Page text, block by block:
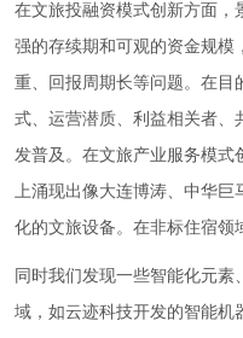
在文旅投融资模式创新方面，
强的存续期和可观的资金规模
重、回报周期长等问题。在目
式、运营潜质、利益相关者、
发普及。在文旅产业服务模式
上涌现出像大连博涛、中华巨
化的文旅设备。在非标住宿领
同时我们发现一些智能化元
域，如云迹科技开发的智能机